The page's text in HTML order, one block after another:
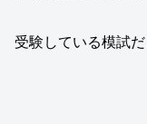
受験している模試だ